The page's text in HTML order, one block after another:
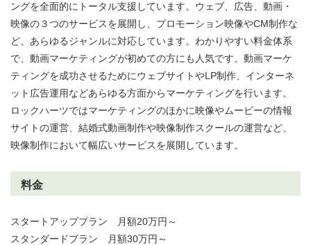
ングを全面的にトータル支援しています。ウェブ、広告、動画・
映像の３つのサービスを展開し、プロモーション映像やCM制作な
ど、あらゆるジャンルに対応しています。わかりやすい料金体系
で、動画マーケティングが初めての方にも人気です。動画マーケ
ティングを成功させるためにウェブサイトやLP制作、インターネ
ット広告運用などあらゆる方面からマーケティングを行います。
ロックハーツではマーケティングのほかに映像やムービーの情報
サイトの運営、結婚式動画制作や映像制作スクールの運営など、
映像制作において幅広いサービスを展開しています。
料金
スタートアッププラン 月額20万円～
スタンダードプラン 月額30万円～